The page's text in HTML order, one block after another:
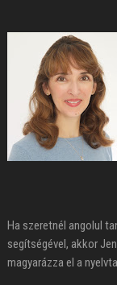
Ha szeretnél angolul
segítségével, akkor
magyarázza el a